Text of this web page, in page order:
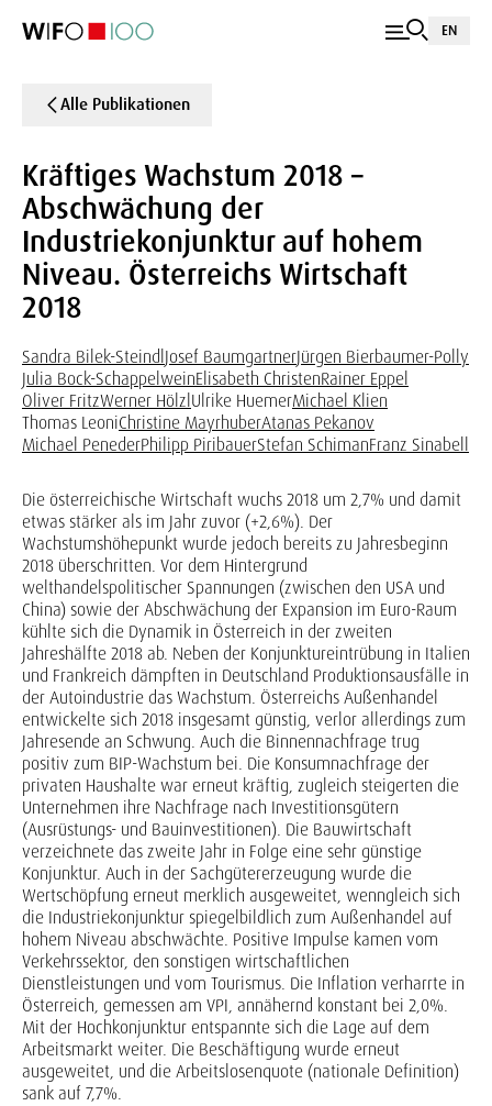
EN
Alle Publikationen
Kräftiges Wachstum 2018 –
Abschwächung der
Industriekonjunktur auf hohem
Niveau. Österreichs Wirtschaft
2018
Sandra Bilek-Steindl Josef BaumgartnerJürgen Bierbaumer-Polly
Julia Bock-SchappelweinElisabeth ChristenRainer Eppel
Oliver FritzWerner Hölzl Ulrike HuemerMichael Klien
Thomas LeoniChristine MayrhuberAtanas Pekanov
Michael PenederPhilipp PiribauerStefan SchimanFranz Sinabell
Die österreichische Wirtschaft wuchs 2018 um 2,7% und damit
etwas stärker als im Jahr zuvor (+2,6%). Der
Wachstumshöhepunkt wurde jedoch bereits zu Jahresbeginn
2018 überschritten. Vor dem Hintergrund
welthandelspolitischer Spannungen (zwischen den USA und
China) sowie der Abschwächung der Expansion im Euro-Raum
kühlte sich die Dynamik in Österreich in der zweiten
Jahreshälfte 2018 ab. Neben der Konjunktureintrübung in Italien
und Frankreich dämpften in Deutschland Produktionsausfälle in
der Autoindustrie das Wachstum. Österreichs Außenhandel
entwickelte sich 2018 insgesamt günstig, verlor allerdings zum
Jahresende an Schwung. Auch die Binnennachfrage trug
positiv zum BIP-Wachstum bei. Die Konsumnachfrage der
privaten Haushalte war erneut kräftig, zugleich steigerten die
Unternehmen ihre Nachfrage nach Investitionsgütern
(Ausrüstungs- und Bauinvestitionen). Die Bauwirtschaft
verzeichnete das zweite Jahr in Folge eine sehr günstige
Konjunktur. Auch in der Sachgütererzeugung wurde die
Wertschöpfung erneut merklich ausgeweitet, wenngleich sich
die Industriekonjunktur spiegelbildlich zum Außenhandel auf
hohem Niveau abschwächte. Positive Impulse kamen vom
Verkehrssektor, den sonstigen wirtschaftlichen
Dienstleistungen und vom Tourismus. Die Inflation verharrte in
Österreich, gemessen am VPI, annähernd konstant bei 2,0%.
Mit der Hochkonjunktur entspannte sich die Lage auf dem
Arbeitsmarkt weiter. Die Beschäftigung wurde erneut
ausgeweitet, und die Arbeitslosenquote (nationale Definition)
sank auf 7,7%.